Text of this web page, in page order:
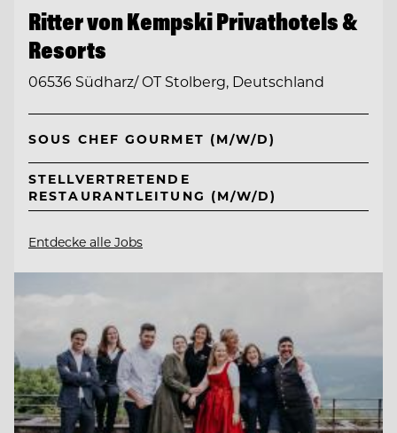
Ritter von Kempski Privathotels &
Resorts
06536 Südharz/ OT Stolberg, Deutschland
SOUS CHEF GOURMET (M/W/D)
STELLVERTRETENDE
RESTAURANTLEITUNG (M/W/D)
Entdecke alle Jobs